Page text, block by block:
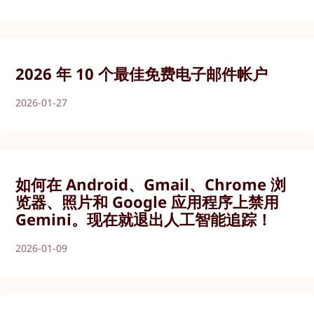
2026 年 10 个最佳免费电子邮件帐户
2026-01-27
如何在 Android、Gmail、Chrome 浏
览器、照片和 Google 应用程序上禁用
Gemini。现在就退出人工智能追踪！
2026-01-09